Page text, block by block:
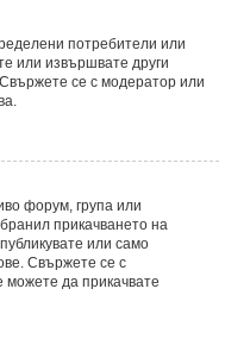
потребители или
или извършвате други
се с модератор или
форум, група или
прикачването на
или само
Свържете се с
можете да прикачвате